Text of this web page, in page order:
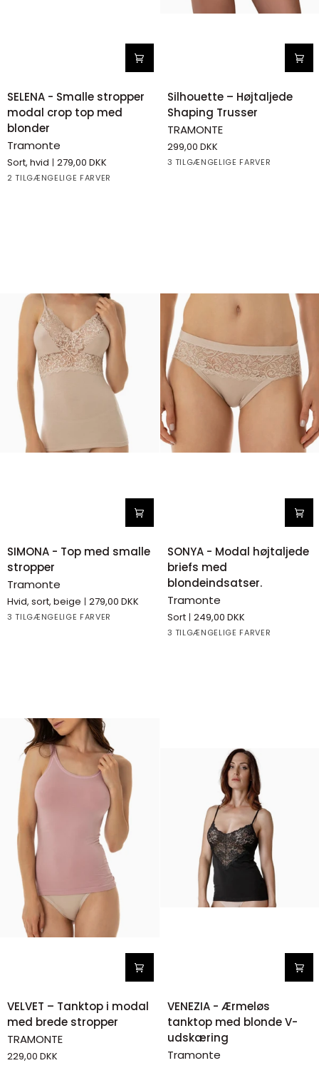
SELENA
Smalle
modal
crop
top
SELENA - Smalle stropper
modal crop top med
blonder
Tramonte
Sort, hvid 279,00 DKK
2 TILGÆNGELIGE FARVER
BlackWhite
Silhouette
–
Højtaljede
Shaping
Trusser
Silhouette – Højtaljede
Shaping Trusser
TRAMONTE
299,00 DKK
3 TILGÆNGELIGE FARVER
BeigeBlackWhite
SIMONA
med
smalle
stropper
SIMONA - Top med smalle
stropper
Tramonte
Hvid, sort, beige 279,00 DKK
3 TILGÆNGELIGE FARVER
WhiteBlackBeige
SONYA
-
Modal
briefs
med
blondeindsatser.
SONYA - Modal højtaljede
briefs med
blondeindsatser.
Tramonte
Sort 249,00 DKK
3 TILGÆNGELIGE FARVER
WhiteBlackBeige
VELVET
modal
VELVET – Tanktop i modal
med brede stropper
TRAMONTE
229,00 DKK
VENEZIA
-
Ærmeløs
med
VENEZIA - Ærmeløs
tanktop med blonde V-
udskæring
Tramonte